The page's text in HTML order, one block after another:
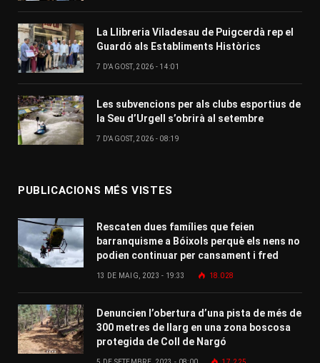
La Llibreria Viladesau de Puigcerdà rep el
Guardó als Establiments Històrics
7 D'AGOST, 2026 - 14:01
Les subvencions per als clubs esportius de
la Seu d’Urgell s’obrirà al setembre
7 D'AGOST, 2026 - 08:19
PUBLICACIONS MÉS VISTES
Rescaten dues famílies que feien
barranquisme a Bóixols perquè els nens no
podien continuar per cansament i fred
13 DE MAIG, 2023 - 19:33 18.028
Denuncien l’obertura d’una pista de més de
300 metres de llarg en una zona boscosa
protegida de Coll de Nargó